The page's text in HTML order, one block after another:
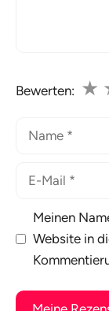
Bewerten: ★
Meinen
Website in